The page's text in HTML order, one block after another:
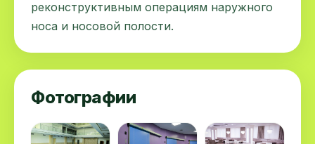
реконструктивным операциям наружного
носа и носовой полости.
Фотографии